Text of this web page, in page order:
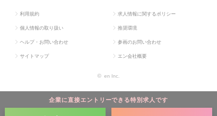
企業に直接エントリーできる特別求人です
利用規約 求人情報に関するポリシー
個人情報の取り扱い 推奨環境
ヘルプ・お問い合わせ 参画のお問い合わせ
サイトマップ エン会社概要
© en Inc.